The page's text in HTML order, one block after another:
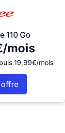
110 Go
mois
19,99€/mois